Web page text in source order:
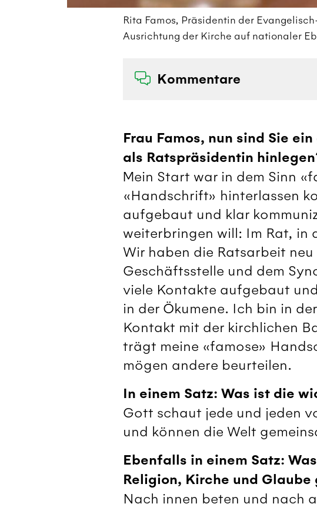
Rita Famos, Präsidentin der
Ausrichtung der Kirche auf nationaler
Kommentare
Frau Famos, nun sind Sie
als Ratspräsidentin
Mein Start war in dem Sinn
«Handschrift» hinterlassen
aufgebaut und klar
weiterbringen will: Im Rat, in
Wir haben die Ratsarbeit
Geschäftsstelle und dem
viele Kontakte aufgebaut
in der Ökumene. Ich bin in
Kontakt mit der kirchlichen
trägt meine «famose»
mögen andere beurteilen.
In einem Satz: Was ist die
Gott schaut jede und jeden
und können die Welt
Ebenfalls in einem Satz:
Religion, Kirche und Glaube
Nach innen beten und nach